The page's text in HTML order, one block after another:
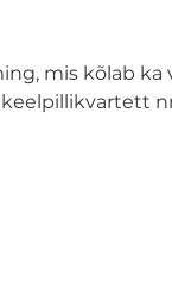
mis kõlab ka
nr